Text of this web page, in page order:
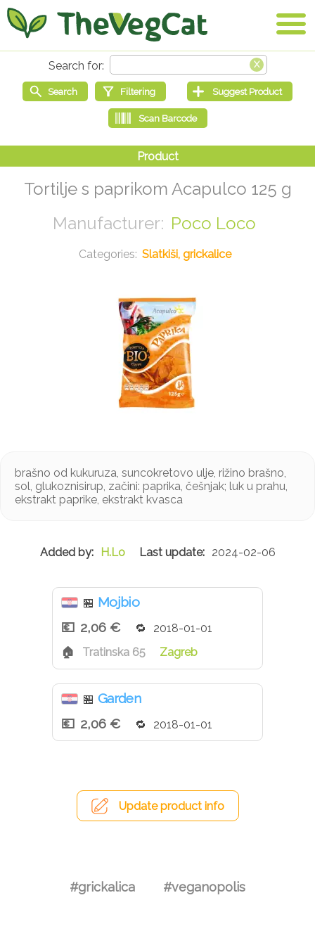
Tortilje s paprikom Acapulco 125 g
Poco Loco
Slatkiši, grickalice
brašno od kukuruza, suncokretovo ulje, rižino brašno,
sol, glukoznisirup, začini: paprika, češnjak; luk u prahu,
ekstrakt paprike, ekstrakt kvasca
H.Lo 2024-02-06
🏪 Mojbio
2,06 €
2018-01-01
Tratinska 65
Zagreb
🏪 Garden
2,06 €
2018-01-01
Update product info
#grickalica #veganopolis